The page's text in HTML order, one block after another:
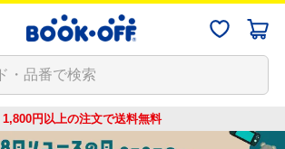
1,800円以上の注文で送料無料